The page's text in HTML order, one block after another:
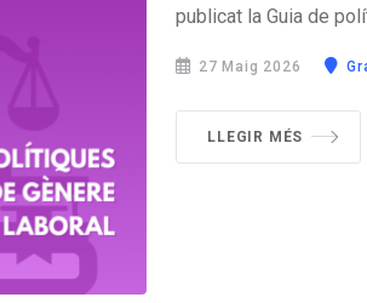
publicat la Guia de
27 Maig 2026
LLEGIR MÉS